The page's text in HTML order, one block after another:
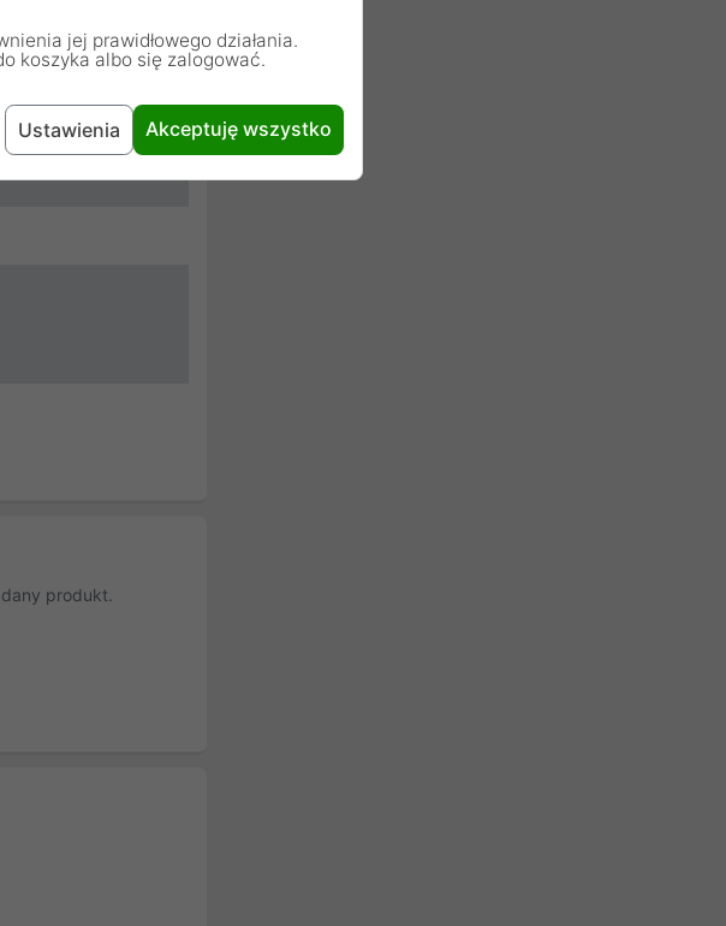
produkt.
jej prawidłowego działania.
koszyka albo się zalogować.
Ustawienia Akceptuję wszystko